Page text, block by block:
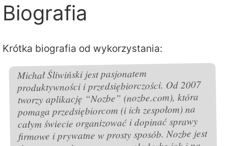
Biografia
Krótka biografia od wykorzystania:
Michał Śliwiński jest pasjonatem
produktywności i przedsiębiorczości. Od 2007
tworzy aplikację “Nozbe” (nozbe.com), która
pomaga przedsiębiorcom (i ich zespołom) na
całym świecie organizować i dopinać sprawy
firmowe i prywatne w prosty sposób. Nozbe jest